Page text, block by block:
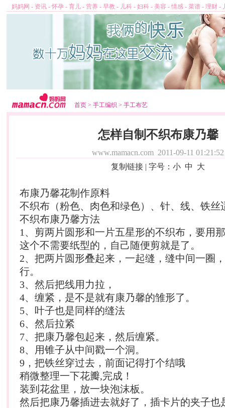
妈妈网 - 资讯 - 怀孕 - 育儿 - 营养 - 早教 - 儿科 - 妇科 - 美容 - 情感 - 菜谱 - 理财 -
首页 > 手工编织 > 手工布艺
怎样自制不织布康乃馨
www.mamacn.com 2011-09-11 01:21:52
复制链接 | 字号： 小 中 大
布康乃馨花制作原料
不织布（粉色、肉色和绿色）、针、线、铁
不织布康乃馨方法
1、剪两片圆形和一片五星形的不织布，要用
这个不需要纸型的，自己随便剪就是了。
2、把两片圆形叠起来，一起缝，缝中间一圈
行。
3、然后把线用力拉，
4、缠紧，是不是就有康乃馨的雏形了。
5、叶子也是同样的缝法
6、然后拉紧
7、把康乃馨包起来，然后缠紧。
8、用锥子从中间戳一个洞。
9，把铁丝穿过去，前面记得打个结哦
稍微整理一下花瓣,完成！
装到花盆里，放一块泡沫板。
然后把康乃馨插进去就好了，插卡片的夹子也